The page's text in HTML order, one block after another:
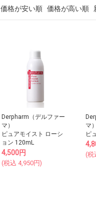
価格が安い順 価格が高い順
Derpharm（デルファー
マ）
ピュアモイスト ローシ
ョン 120mL
4,500円
(税込 4,950円)
マ）
ピ
(税